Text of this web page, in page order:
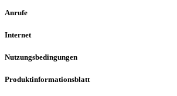
Anrufe
Internet
Nutzungsbedingungen
Produktinformationsblatt